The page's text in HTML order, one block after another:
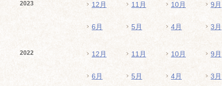
2023 12月 11月 10月 9月
6月 5月 4月 3月
2022 12月 11月 10月 9月
6月 5月 4月 3月